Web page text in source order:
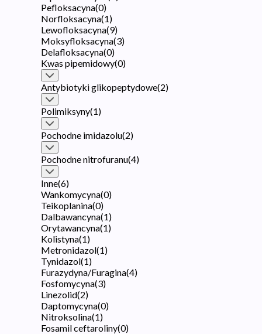
Pefloksacyna(0)
Norfloksacyna(1)
Lewofloksacyna(9)
Moksyfloksacyna(3)
Delafloksacyna(0)
Kwas pipemidowy(0)
Antybiotyki glikopeptydowe(2)
Polimiksyny(1)
Pochodne imidazolu(2)
Pochodne nitrofuranu(4)
Inne(6)
Wankomycyna(0)
Teikoplanina(0)
Dalbawancyna(1)
Orytawancyna(1)
Kolistyna(1)
Metronidazol(1)
Tynidazol(1)
Furazydyna/Furagina(4)
Fosfomycyna(3)
Linezolid(2)
Daptomycyna(0)
Nitroksolina(1)
Fosamil ceftaroliny(0)